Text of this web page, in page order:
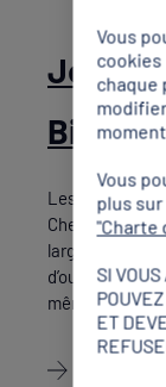
Jeux
Les 12e Jeux
Chengdu, pour
large partie de
d’ouverture,
même déjà
Vous
cookies
chaque
moment.
Vous
plus
"Charte
SI
ET